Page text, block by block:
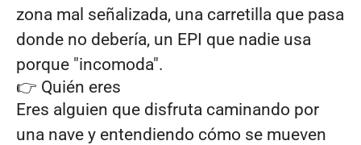
zona mal señalizada, una carretilla que pasa
donde no debería, un EPI que nadie usa
porque "incomoda".
👉 Quién eres
Eres alguien que disfruta caminando por
una nave y entendiendo cómo se mueven